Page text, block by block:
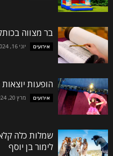
בר מצווה
אירועים יוני 16, 2024
הופעות
אירועים מרץ 20, 2024
שמלות כלה
לימור בן יוסף